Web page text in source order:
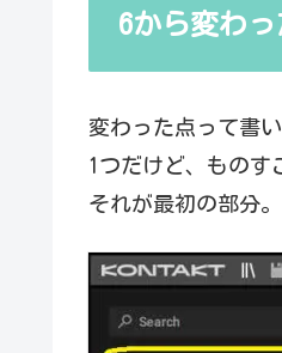
6から変わっ
変わった点って書
1つだけど、ものす
それが最初の部分。